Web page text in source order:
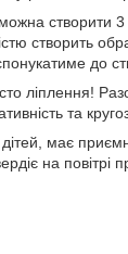
створити 3
створить
до
ліплення!
та
має
на